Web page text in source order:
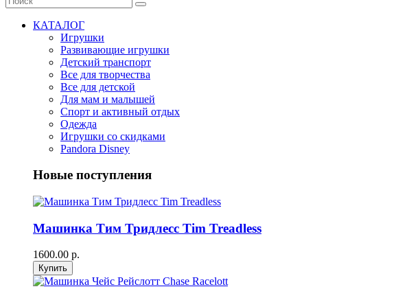
КАТАЛОГ
Игрушки
Развивающие игрушки
Детский транспорт
Все для творчества
Все для детской
Для мам и малышей
Спорт и активный отдых
Одежда
Игрушки со скидками
Pandora Disney
Новые поступления
Машинка Тим Тридлесс Tim Treadless
1600.00 р.